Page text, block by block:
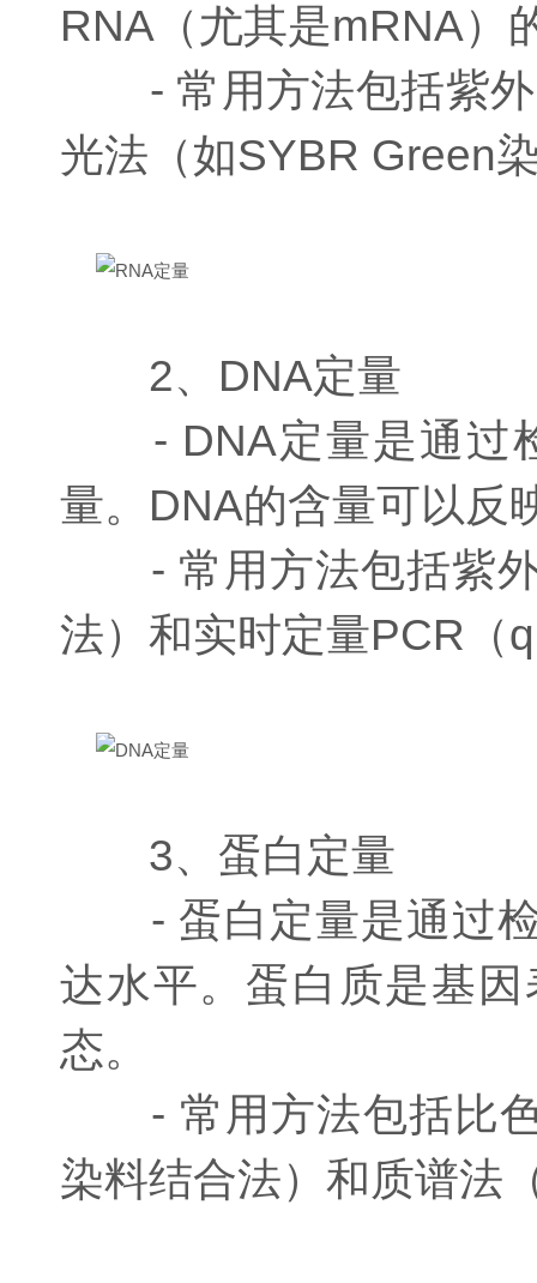
RNA（尤其是mRNA）
- 常用方法包括紫外
光法（如SYBR Green
2、DNA定量
- DNA定量是通过检
量。DNA的含量可以反
- 常用方法包括紫外
法）和实时定量PCR（
3、蛋白定量
- 蛋白定量是通过检
达水平。蛋白质是基
态。
- 常用方法包括比色
染料结合法）和质谱法